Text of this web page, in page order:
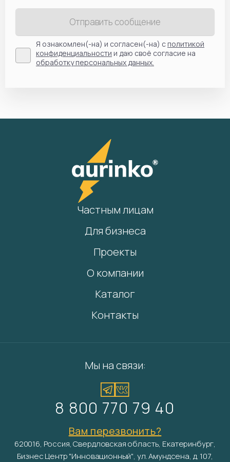
Отправить сообщение
Я ознакомлен(-на) и согласен(-на) сполитикой
конфиденциальности и даю своё согласие на
обработку персональных данных.
Частным лицам
Для бизнеса
Проекты
О компании
Каталог
Контакты
Мы на связи:
8 800 770 79 40
Вам перезвонить?
620016, Россия, Свердловская область, Екатеринбург,
Бизнес Центр "Инновационный", ул. Амундсена, д. 107,